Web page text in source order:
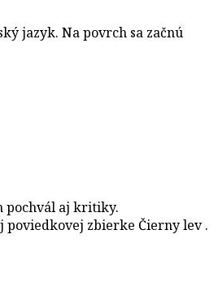
jazyk. Na povrch sa začnú
pochvál aj kritiky.
poviedkovej zbierke Čierny lev .